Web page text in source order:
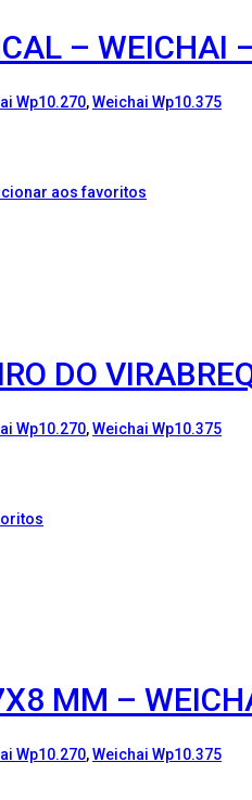
– WEICHAI
Wp10.270,Weichai Wp10.375
aos favoritos
DO
Wp10.270,Weichai Wp10.375
MM –
Wp10.270,Weichai Wp10.375